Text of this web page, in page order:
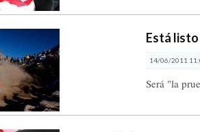
Está listo
14/06/2011
Será "la